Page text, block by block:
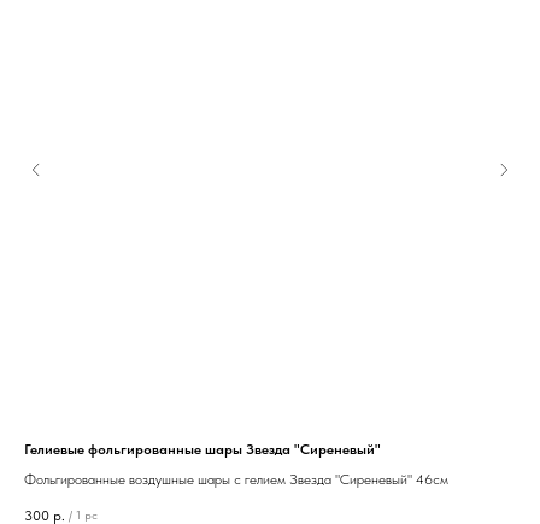
Гелиевые фольгированные шары Звезда "Сиреневый"
Фольгированные воздушные шары с гелием Звезда "Сиреневый" 46см
300 р. / 1 pc